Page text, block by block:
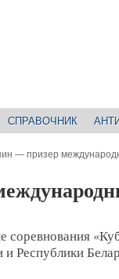
СПРАВОЧНИК
— призер
и Республики